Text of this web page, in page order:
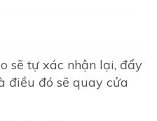
sẽ ​​tự xác nhận lại, đẩy
điều đó sẽ quay cửa